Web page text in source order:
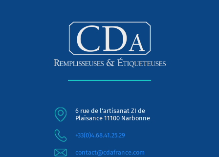
6 rue de l'artisanat ZI de
Plaisance 11100 Narbonne
+33(0)4.68.41.25.29
contact@cdafrance.com